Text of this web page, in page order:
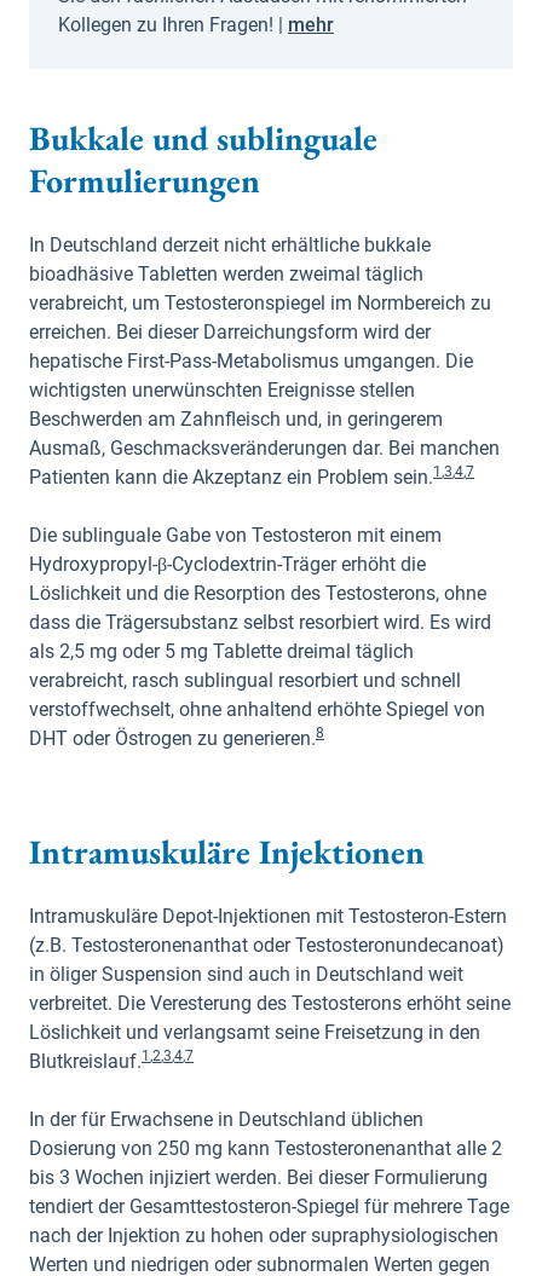
Kollegen zu Ihren Fragen! | mehr
Bukkale und sublinguale
Formulierungen
In Deutschland derzeit nicht erhältliche bukkale
bioadhäsive Tabletten werden zweimal täglich
verabreicht, um Testosteronspiegel im Normbereich zu
erreichen. Bei dieser Darreichungsform wird der
hepatische First-Pass-Metabolismus umgangen. Die
wichtigsten unerwünschten Ereignisse stellen
Beschwerden am Zahnfleisch und, in geringerem
Ausmaß, Geschmacksveränderungen dar. Bei manchen
Patienten kann die Akzeptanz ein Problem sein.1 ,3,4,7
Die sublinguale Gabe von Testosteron mit einem
Hydroxypropyl-β-Cyclodextrin-Träger erhöht die
Löslichkeit und die Resorption des Testosterons, ohne
dass die Trägersubstanz selbst resorbiert wird. Es wird
als 2,5 mg oder 5 mg Tablette dreimal täglich
verabreicht, rasch sublingual resorbiert und schnell
verstoffwechselt, ohne anhaltend erhöhte Spiegel von
DHT oder Östrogen zu generieren.8
Intramuskuläre Injektionen
Intramuskuläre Depot-Injektionen mit Testosteron-Estern
(z.B. Testosteronenanthat oder Testosteronundecanoat)
in öliger Suspension sind auch in Deutschland weit
verbreitet. Die Veresterung des Testosterons erhöht seine
Löslichkeit und verlangsamt seine Freisetzung in den
Blutkreislauf.1 ,2,3,4,7
In der für Erwachsene in Deutschland üblichen
Dosierung von 250 mg kann Testosteronenanthat alle 2
bis 3 Wochen injiziert werden. Bei dieser Formulierung
tendiert der Gesamttestosteron-Spiegel für mehrere Tage
nach der Injektion zu hohen oder supraphysiologischen
Werten und niedrigen oder subnormalen Werten gegen